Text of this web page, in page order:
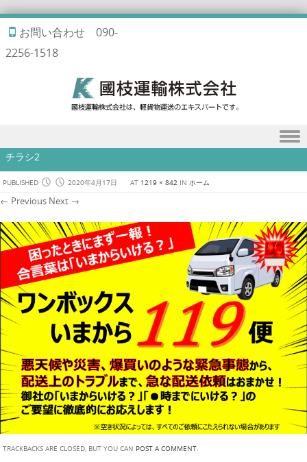
お問い合わせ 090-
2256-1518
Skip to content
チラシ2
PUBLISHED 2020年4月17日 AT 1219 × 842 IN ホーム
← Previous Next →
TRACKBACKS ARE CLOSED, BUT YOU CAN POST A COMMENT.